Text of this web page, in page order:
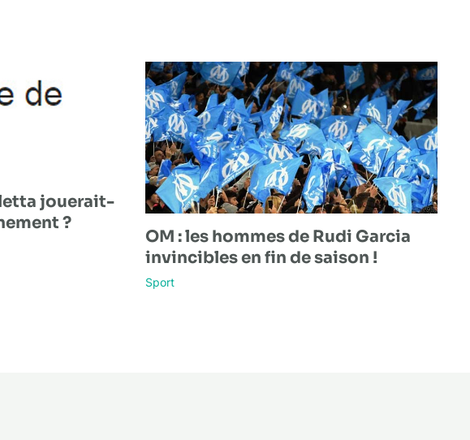
jouerait-
?
OM : les hommes de Rudi Garcia
invincibles en fin de saison !
Sport